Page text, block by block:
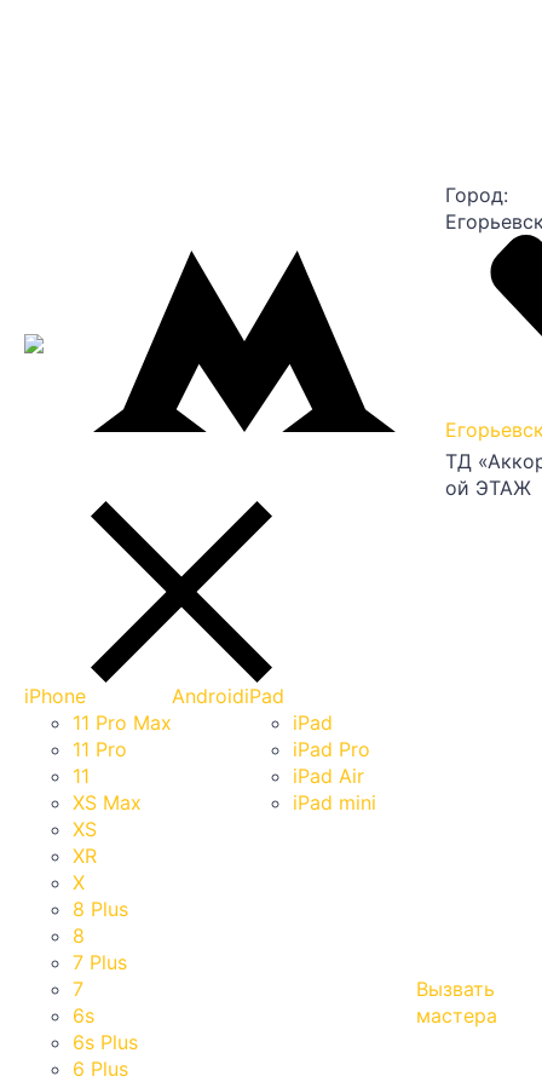
Город:
ТД
ой ЭТАЖ
iPhone
11 Pro Max
11 Pro
11
XS Max
XS
XR
X
8 Plus
8
7 Plus
7
6s
6s Plus
6 Plus
AndroidiPad
iPad
iPad Pro
iPad Air
iPad mini
Вызвать
мастера